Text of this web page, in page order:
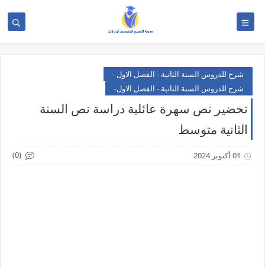
شرح للدروس السنة الثانية - الفصل الاول -
شرح للدروس السنة الثانية - الفصل الاول-
تحضير نص سهرة عائلية دراسة نص السنة
الثانية متوسط
01 أكتوبر 2024 (0)